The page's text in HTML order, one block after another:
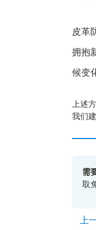
皮革
拥抱
候变
上述
我们
需
取
上